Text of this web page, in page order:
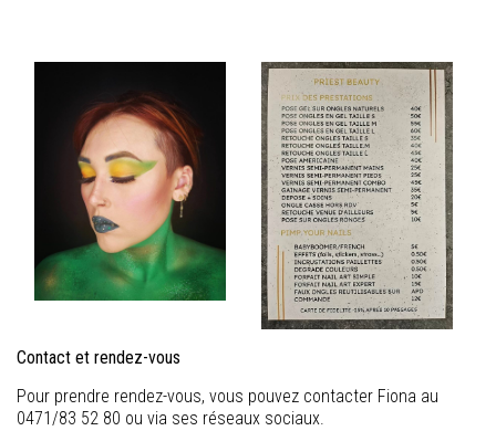
Contact et rendez-vous
Pour prendre rendez-vous, vous pouvez contacter Fiona au
0471/83 52 80 ou via ses réseaux sociaux.